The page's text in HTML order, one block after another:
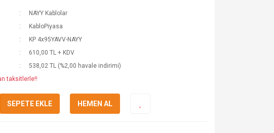
NAYY Kablolar
KabloPiyasa
KP 4x95YAVV-NAYY
610,00 TL + KDV
538,02 TL (%2,00 havale indirimi)
taksitlerle!!
SEPETE EKLE HEMEN AL